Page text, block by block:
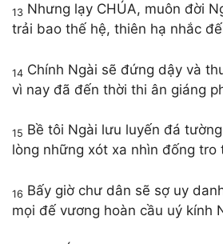
13 Nhưng lạy CHÚA, muôn đời
trải bao thế hệ, thiên hạ nhắc
14 Chính Ngài sẽ đứng dậy và
vì nay đã đến thời thi ân giáng
15 Bề tôi Ngài lưu luyến đá
lòng những xót xa nhìn đống tro
16 Bấy giờ chư dân sẽ sợ uy
mọi đế vương hoàn cầu uý kính